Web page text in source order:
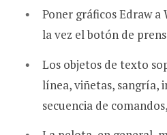
Poner gráficos Edraw a
la vez el botón de
Los objetos de texto
línea, viñetas, sangría,
secuencia de